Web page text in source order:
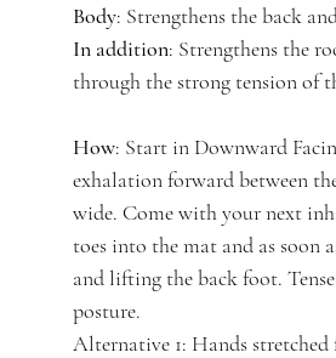
Body: Strengthens the back
In addition: Strengthens the
through the strong tension of
How: Start in Downward
exhalation forward between
wide. Come with your next
toes into the mat and as soon
and lifting the back foot.
posture.
Alternative 1: Hands